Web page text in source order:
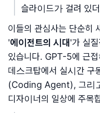
슬라이드가 걸려 있
이들의 관심사는 단순히
'에이전트의 시대'가 실
있습니다. GPT-5에 근
데스크탑에서 실시간 구
(Coding Agent), 그리
디자이너의 일상에 주목